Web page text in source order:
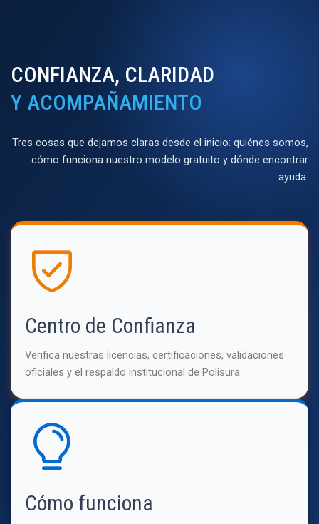
CONFIANZA, CLARIDAD
Y ACOMPAÑAMIENTO
Tres cosas que dejamos claras desde el inicio: quiénes somos,
cómo funciona nuestro modelo gratuito y dónde encontrar
ayuda.
Centro de Confianza
Verifica nuestras licencias, certificaciones, validaciones
oficiales y el respaldo institucional de Polisura.
Cómo funciona